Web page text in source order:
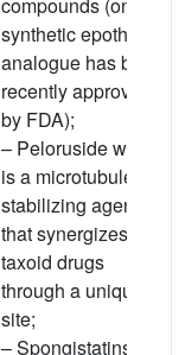
synthetic epothilone
analogue has been
recently approved
by FDA);
– Peloruside which
is a microtubule-
stabilizing agent
that synergizes with
taxoid drugs
through a unique
site;
– Spongistatins, as